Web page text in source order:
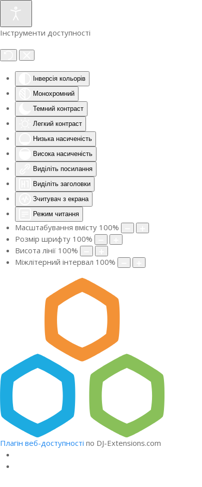
Інструменти доступності
Інверсія кольорів
Монохромний
Темний контраст
Легкий контраст
Низька насиченість
Висока насиченість
Виділіть посилання
Виділіть заголовки
Зчитувач з екрана
Режим читання
Масштабування вмісту 100%
Розмір шрифту 100%
Висота лінії 100%
Міжлітерний інтервал 100%
Плагін веб-доступності по DJ-Extensions.com